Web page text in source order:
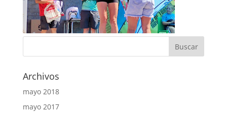
Archivos
mayo 2018
mayo 2017